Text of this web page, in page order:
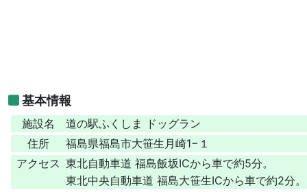
基本情報
施設名
道の駅ふくしま ドッグラン
住所
福島県福島市大笹生月崎1−１
アクセス 東北自動車道 福島飯坂ICから車で約5分。
東北中央自動車道 福島大笹生ICから車で約2分。